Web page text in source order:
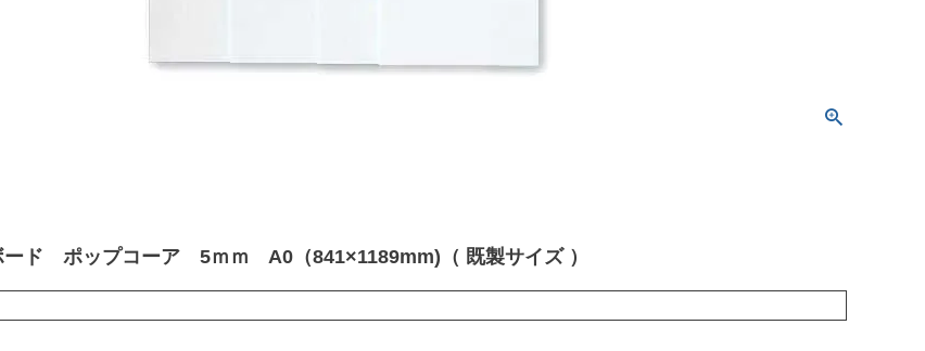
ド ポップコーア 5ｍｍ A0（841×1189mm)（ 既製サイズ ）